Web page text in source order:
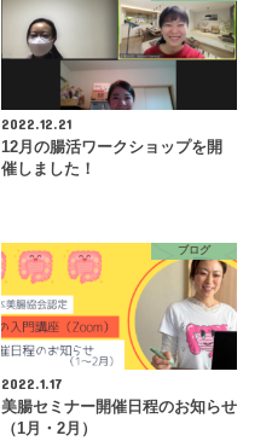
2022.12.21
12月の腸活ワークショップを開
催しました！
ブログ
2022.1.17
美腸セミナー開催日程のお知らせ
（1月・2月）